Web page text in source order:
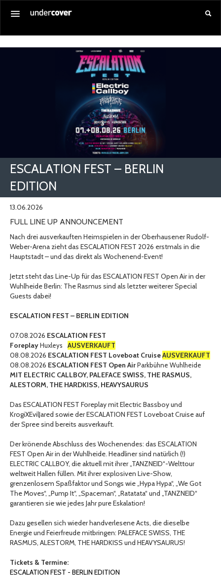
ESCALATION FEST – BERLIN
EDITION
13.06.2026
FULL LINE UP ANNOUNCEMENT
Nach drei ausverkauften Heimspielen in der Oberhausener Rudolf-
Weber-Arena zieht das ESCALATION FEST 2026 erstmals in die
Hauptstadt – und das direkt als Wochenend-Event!
Jetzt steht das Line-Up für das ESCALATION FEST Open Air in der
Wuhlheide Berlin: The Rasmus sind als letzter weiterer Special
Guests dabei!
ESCALATION FEST – BERLIN EDITION
07.08.2026 ESCALATION FEST
ForeplayHuxleys ⠀AUSVERKAUFT
08.08.2026 ESCALATION FEST Loveboat CruiseAUSVERKAUFT
08.08.2026 ESCALATION FEST Open AirParkbühne Wuhlheide
MIT ELECTRIC CALLBOY, PALEFACE SWISS, THE RASMUS,
ALESTORM, THE HARDKISS, HEAVYSAURUS
Das ESCALATION FEST Foreplay mit Electric Bassboy und
KrogiXEvilJared sowie der ESCALATION FEST Loveboat Cruise auf
der Spree sind bereits ausverkauft.
Der krönende Abschluss des Wochenendes: das ESCALATION
FEST Open Air in der Wuhlheide. Headliner sind natürlich (!)
ELECTRIC CALLBOY, die aktuell mit ihrer „TANZNEID“-Welttour
weltweit Hallen füllen. Mit ihrer explosiven Live-Show,
grenzenlosem Spaßfaktor und Songs wie „Hypa Hypa“, „We Got
The Moves“, „Pump It“, „Spaceman“, „Ratatata“ und „TANZNEID“
garantieren sie wie jedes Jahr pure Eskalation!
Dazu gesellen sich wieder handverlesene Acts, die dieselbe
Energie und Feierfreude mitbringen: PALEFACE SWISS, THE
RASMUS, ALESTORM, THE HARDKISS und HEAVYSAURUS!
Tickets & Termine:
ESCALATION FEST - BERLIN EDITION